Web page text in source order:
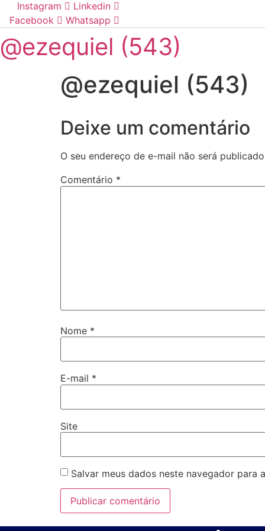
para
conteúdo
Instagram
Linkedin
Facebook
Whatsapp
@ezequiel (543)
@ezequiel (543)
Deixe um comentário
O seu endereço de e-mail não será
Comentário *
Nome *
E-mail *
Site
Salvar meus dados neste navegador para